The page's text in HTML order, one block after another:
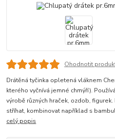
Ohodnotit
Drátěná tyčinka opletená vláknem
kterého vyčnívá jemné chmýří).
výrobě různých hraček, ozdob,
stříhat, kombinovat například s
celý popis